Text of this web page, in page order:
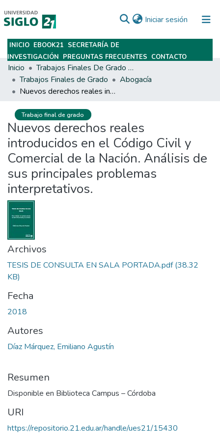
Iniciar sesión (current)
Subir
INICIO EBOOK21 SECRETARÍA DE
INVESTIGACIÓN PREGUNTAS FRECUENTES CONTACTO
Inicio
Trabajos Finales De Grado Y Posgrado
Trabajos Finales de Grado
Abogacía
Nuevos derechos reales introducidos en el Código Civil y Comercial de la Nación. Análisis de sus principales problemas interpretativos.
Trabajo final de grado
Nuevos derechos reales
introducidos en el Código Civil y
Comercial de la Nación. Análisis de
sus principales problemas
interpretativos.
Archivos
TESIS DE CONSULTA EN SALA PORTADA.pdf(38.32
KB)
Fecha
2018
Autores
Díaz Márquez, Emiliano Agustín
Resumen
Disponible en Biblioteca Campus – Córdoba
URI
https://repositorio.21.edu.ar/handle/ues21/15430